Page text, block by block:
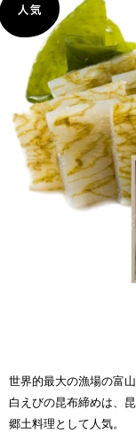
世界的最大の漁場の富
白えびの昆布締めは、
郷土料理として人気。